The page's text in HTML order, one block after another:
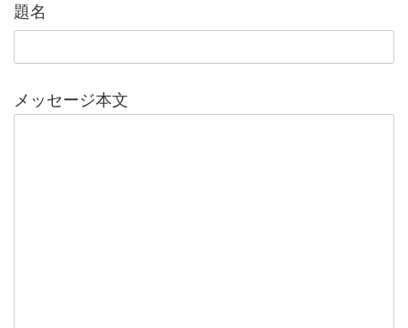
題名
メッセージ本文